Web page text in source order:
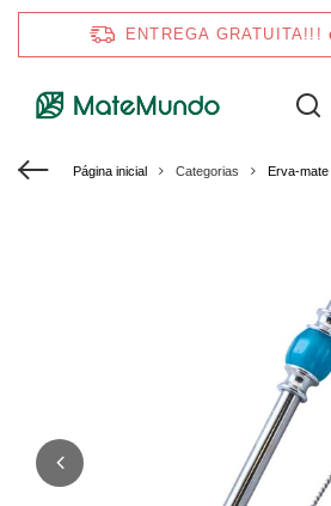
ENTREGA GRATUITA!!!
Página inicial Categorias Erva-mate